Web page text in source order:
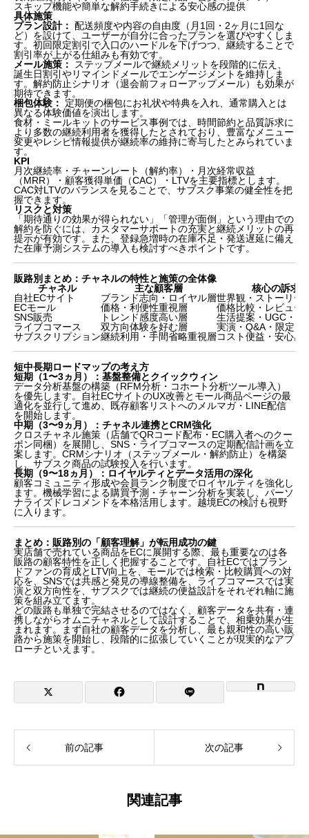
スキップ機能や簡単な解約手続きによる安心感の提供
具体施策
プラン設計： 配送頻度や内容の自由度（月1回・2ヶ月に1回な
ど）を設けて、ユーザーが自分に合ったプランを選びやすくしま
す。初回限定割引で入口のハードルを下げつつ、継続することで
割引率が上がる仕組みも有効です。
メール施策：
ステップメールで継続メリットを段階的に伝え、
誕生日割引やリマインドメールでエンゲージメントを維持しま
す。解約防止シナリオ（退会前フォローアップメール）も効果が
期待できます。
梱包体験：
定期便の梱包にお礼状や特典を入れ、通常購入とは
異なる体験価値を演出します。
食材・ミールキットのサービス事例では、時間節約と品質訴求に
より多数の継続利用者を獲得したとされており、豊富なメニュー
変更やレシピ情報提供が継続率の維持に寄与したとみられていま
す。
KPI
月次継続率・チャーンレート（解約率）・月次経常収益
（MRR）・顧客獲得単価（CAC）・LTVを主要指標とします。
CAC対LTVのバランスを見ることで、サブスク事業の健全性を把
握できます。
リスクと対策
「期待通りの効果が得られない」「管理が面倒」という理由での
解約を防ぐには、カスタマーサポートの充実と継続メリットの再
提示が有効です。また、登録急増時の在庫不足・発送遅延に備え
た在庫予測システムの導入も検討すべきポイントです。
販路別まとめ：チャネルの特性と施策の全体像
チャネル
主な顧客層
核心の訴求
自社ECサイト
ブランド志向・ロイヤル層世界観・ストーリー
ECモール
価格・利便性重視層
価格比較・レビュー
SNS販売
トレンド感度高い層
生活提案・UGC・タ
ライブコマース
双方向体験を好む層
実演・Q&A・限定オ
サブスクリプション継続利用・手間省略重視層コスト便益・安心感
短中長期ロードマップの考え方
短期（1〜3ヵ月）：基盤整備とクイックウィン
データ分析基盤の構築（RFM分析・コホート分析ツール導入）
を優先します。自社ECサイトのUX改善とモール商品ページの最
適化を並行して進め、既存顧客リストへのメルマガ・LINE配信
を開始します。
中期（3〜9ヵ月）：チャネル連携とCRM強化
クロスチャネル施策（店舗でQRコード配布・EC購入者へのクー
ポン同梱）を展開し、SNS・ライブコマースの定期配信計画を立
案します。CRMシナリオ（ステップメール・解約防止）を構築
し、サブスク商品の試験投入を行います。
長期（9〜18ヵ月）：ロイヤルティとデータ活用の深化
顧客コミュニティ形成や会員ランク制度でロイヤルティを強化し
ます。機械学習による購買予測・チャーン分析を実装し、パーソ
ナライズドレコメンドを本格活用します。越境ECの検討も視野
に入ります。
まとめ：販路別の「顧客理解」が転用成功の鍵
実店舗で売れている商品をECに展開する際、最も重要なのは各
販路の顧客特性を正しく把握することです。自社ECではブラン
ドファンの育成とLTV向上を、モールでは検索・比較購買への対
応を、SNSでは共感と発見の導線整備を、ライブコマースでは実
演と双方向性を、サブスクでは継続の便益設計をそれぞれ軸に施
策を組み立てます。
どの販路も単独で完結させるのではなく、顧客データを共有・連
携しながらオムニチャネルとして設計することで、相乗効果が生
まれます。まず自社の顧客データを分析し、最も親和性の高い販
路から施策を開始し、段階的に拡張していくことが現実的なアプ
ローチといえます。
前の記事 次の記事
関連記事